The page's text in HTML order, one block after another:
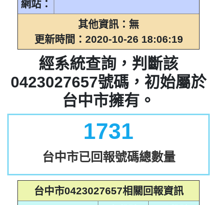
0423027665
0423027666
0423027667
0423027668
0423027669
0423027670
0423027671
0423027672
0423027673
0423027674
0423027693
0423027694
0423027695
0423027696
0423027697
0423027698
0423027699
類似0423027657的號
碼
網站：
其他資訊：無
更新時間：2020-10-26 18:06:19
經系統查詢，判斷該
0423027657號碼，初始屬於
台中市擁有。
1731
台中市已回報號碼總數量
台中市0423027657相關回報資訊